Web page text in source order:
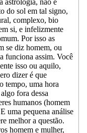
do sol em tal signo,
complexo, bio
si, e infelizmente
Por isso as
se diz homem, ou
funciona assim. Você
isso ou aquilo,
dizer é que
tempo, uma hora
fora dessa
humanos (homem
uma pequena análise
melhor a questão.
homem e mulher,